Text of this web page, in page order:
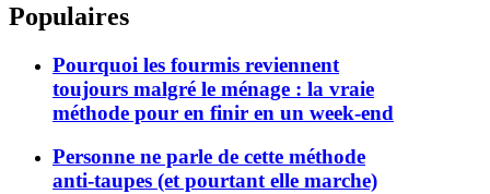
Populaires
Pourquoi les fourmis reviennent
toujours malgré le ménage : la vraie
méthode pour en finir en un week-end
Personne ne parle de cette méthode
anti-taupes (et pourtant elle marche)